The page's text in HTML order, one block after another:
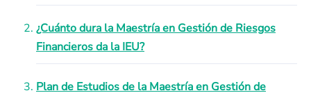
¿Cuánto dura la Maestría en Gestión de Riesgos
Financieros da la IEU?
Plan de Estudios de la Maestría en Gestión de